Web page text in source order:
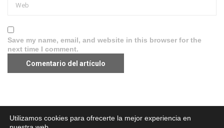
Save my name, email, and website in this browser for the
next time I comment.
Aviso legal·Política de Privacidad·Política de Cookies
Utilizamos cookies para ofrecerte la mejor experiencia en